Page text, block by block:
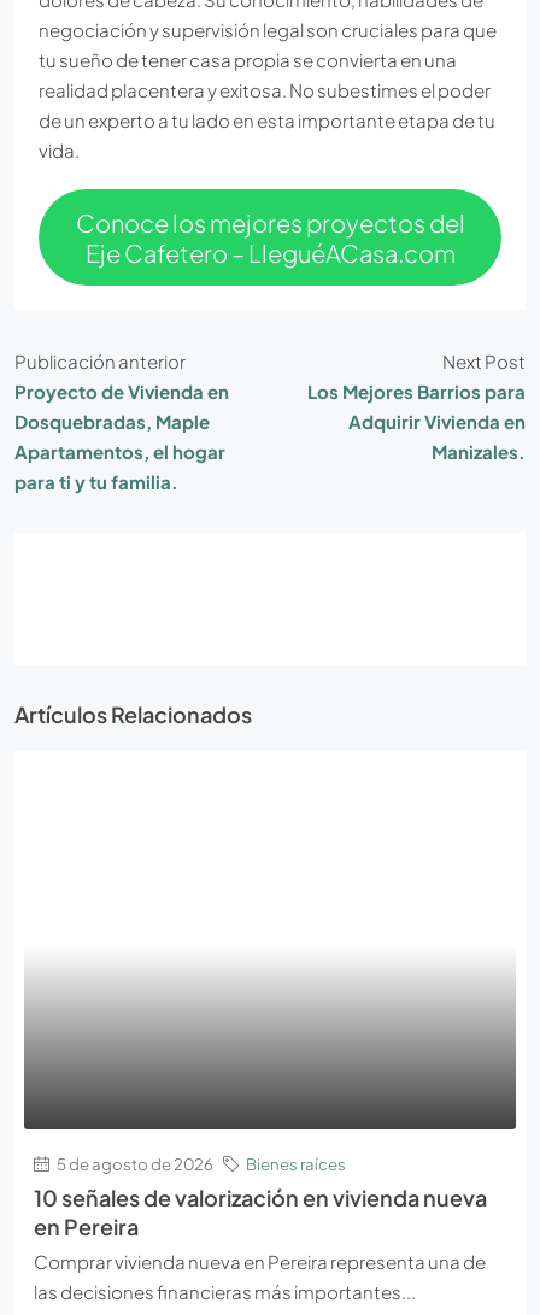
negociación y supervisión legal son cruciales para que
tu sueño de tener casa propia se convierta en una
realidad placentera y exitosa. No subestimes el poder
de un experto a tu lado en esta importante etapa de tu
vida.
Conoce los mejores proyectos del
Eje Cafetero – LleguéACasa.com
Publicación anterior
Proyecto de Vivienda en
Dosquebradas, Maple
Apartamentos, el hogar
para ti y tu familia.
Next Post
Los Mejores Barrios para
Adquirir Vivienda en
Manizales.
Artículos Relacionados
5 de agosto de 2026 Bienes raíces
10 señales de valorización en vivienda nueva
en Pereira
Comprar vivienda nueva en Pereira representa una de
las decisiones financieras más importantes...